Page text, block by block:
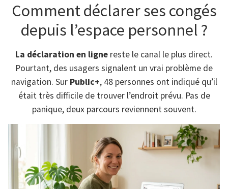
Comment déclarer ses congés
depuis l’espace personnel ?
La déclaration en ligne reste le canal le plus direct.
Pourtant, des usagers signalent un vrai problème de
navigation. Sur Public+, 48 personnes ont indiqué qu’il
était très difficile de trouver l’endroit prévu. Pas de
panique, deux parcours reviennent souvent.